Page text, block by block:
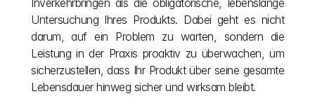
Inverkehrbringen als die obligatorische, lebenslange
Untersuchung Ihres Produkts. Dabei geht es nicht
darum, auf ein Problem zu warten, sondern die
Leistung in der Praxis proaktiv zu überwachen, um
sicherzustellen, dass Ihr Produkt über seine gesamte
Lebensdauer hinweg sicher und wirksam bleibt.